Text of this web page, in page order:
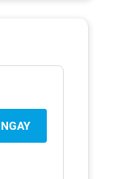
sản phẩm lên